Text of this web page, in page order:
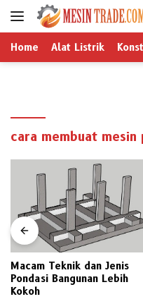
Langsung
Home Alat Listrik
cara membuat
Macam Teknik dan Jenis
Pondasi Bangunan Lebih
Kokoh